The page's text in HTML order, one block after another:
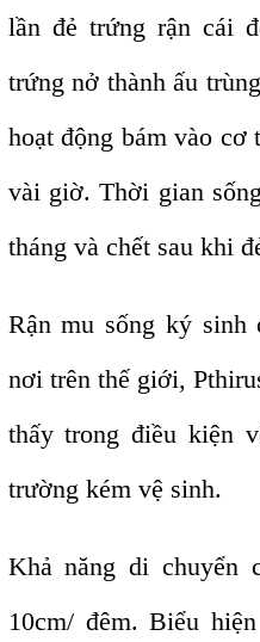
lần đẻ trứng rận cái
trứng nở thành ấu
hoạt động bám vào cơ
vài giờ. Thời gian
tháng và chết sau khi
Rận mu sống ký
nơi trên thế giới,
thấy trong điều kiện
trường kém vệ sinh.
Khả năng di chuyển
10cm/ đêm. Biểu